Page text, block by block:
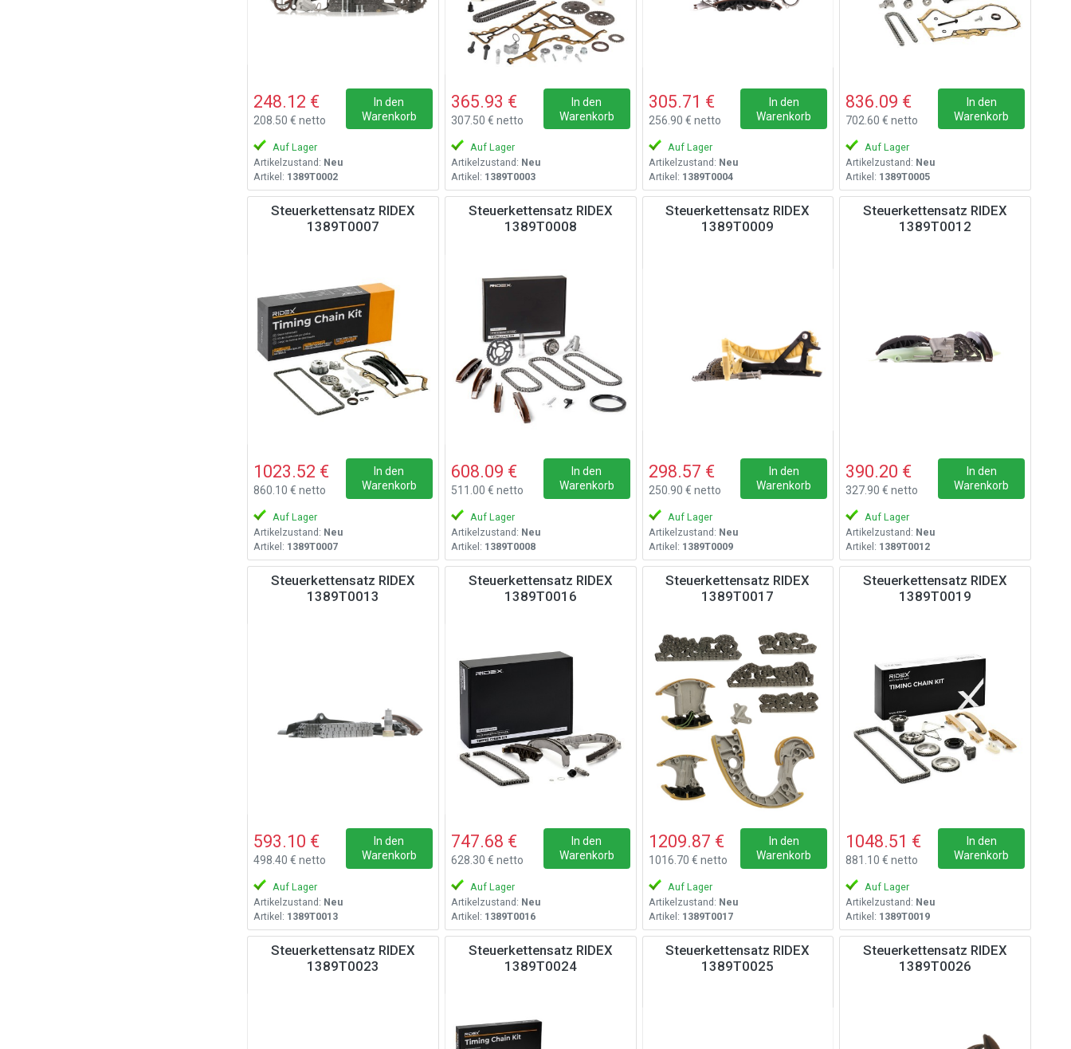
248.12 €
208.50 € netto
In den
Warenkorb
Auf Lager
Artikelzustand: Neu
Artikel: 1389T0002
365.93 €
307.50 € netto
In den
Warenkorb
Auf Lager
Artikelzustand: Neu
Artikel: 1389T0003
305.71 €
256.90 € netto
In den
Warenkorb
Auf Lager
Artikelzustand: Neu
Artikel: 1389T0004
836.09 €
702.60 € netto
In den
Warenkorb
Auf Lager
Artikelzustand: Neu
Artikel: 1389T0005
Steuerkettensatz RIDEX
1389T0007
1023.52 €
860.10 € netto
In den
Warenkorb
Auf Lager
Artikelzustand: Neu
Artikel: 1389T0007
Steuerkettensatz RIDEX
1389T0008
608.09 €
511.00 € netto
In den
Warenkorb
Auf Lager
Artikelzustand: Neu
Artikel: 1389T0008
Steuerkettensatz RIDEX
1389T0009
298.57 €
250.90 € netto
In den
Warenkorb
Auf Lager
Artikelzustand: Neu
Artikel: 1389T0009
Steuerkettensatz RIDEX
1389T0012
390.20 €
327.90 € netto
In den
Warenkorb
Auf Lager
Artikelzustand: Neu
Artikel: 1389T0012
Steuerkettensatz RIDEX
1389T0013
593.10 €
498.40 € netto
In den
Warenkorb
Auf Lager
Artikelzustand: Neu
Artikel: 1389T0013
Steuerkettensatz RIDEX
1389T0016
747.68 €
628.30 € netto
In den
Warenkorb
Auf Lager
Artikelzustand: Neu
Artikel: 1389T0016
Steuerkettensatz RIDEX
1389T0017
1209.87 €
1016.70 € netto
In den
Warenkorb
Auf Lager
Artikelzustand: Neu
Artikel: 1389T0017
Steuerkettensatz RIDEX
1389T0019
1048.51 €
881.10 € netto
In den
Warenkorb
Auf Lager
Artikelzustand: Neu
Artikel: 1389T0019
Steuerkettensatz RIDEX
1389T0023
Steuerkettensatz RIDEX
1389T0024
Steuerkettensatz RIDEX
1389T0025
Steuerkettensatz RIDEX
1389T0026